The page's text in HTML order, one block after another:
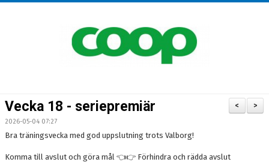
TRUPPEN
>
<
Vecka 18 - seriepremiär
2026-05-04 07:27
Bra träningsvecka med god uppslutning trots Valborg!
Komma till avslut och göra mål 👈👉 Förhindra och rädda avslut